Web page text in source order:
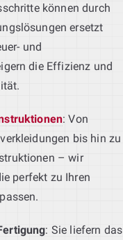
können durch
ersetzt
und
die Effizienz und
: Von
bis hin zu
– wir
perfekt zu Ihren
: Sie liefern das